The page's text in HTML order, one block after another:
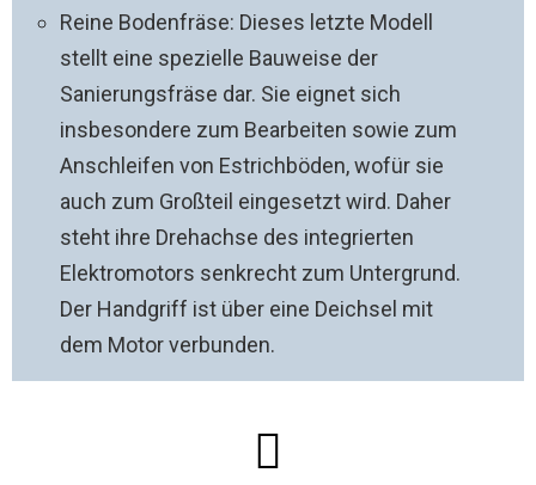
Reine Bodenfräse: Dieses letzte Modell
stellt eine spezielle Bauweise der
Sanierungsfräse dar. Sie eignet sich
insbesondere zum Bearbeiten sowie zum
Anschleifen von Estrichböden, wofür sie
auch zum Großteil eingesetzt wird. Daher
steht ihre Drehachse des integrierten
Elektromotors senkrecht zum Untergrund.
Der Handgriff ist über eine Deichsel mit
dem Motor verbunden.